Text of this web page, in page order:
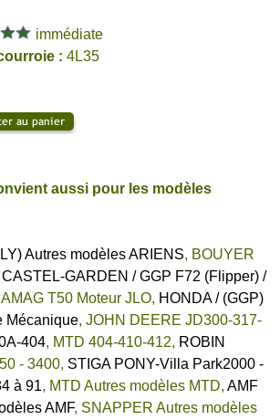
immédiate
: 4L35
aussi pour les modèles
Autres modèles ARIENS, BOUYER
CASTEL-GARDEN / GGP F72 (Flipper) /
T50 Moteur JLO, HONDA / (GGP)
Mécanique, JOHN DEERE JD300-317-
404, MTD 404-410-412, ROBIN
- 3400, STIGA PONY-Villa Park2000 -
à 91, MTD Autres modèles MTD, AMF
AMF, SNAPPER Autres modèles